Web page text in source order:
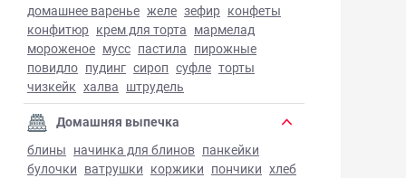
домашнее варенье желе зефир конфеты
конфитюр крем для торта мармелад
мороженое мусс пастила пирожные
повидло пудинг сироп суфле торты
чизкейк халва штрудель
Домашняя выпечка
блины начинка для блинов панкейки
булочки ватрушки коржики пончики хлеб